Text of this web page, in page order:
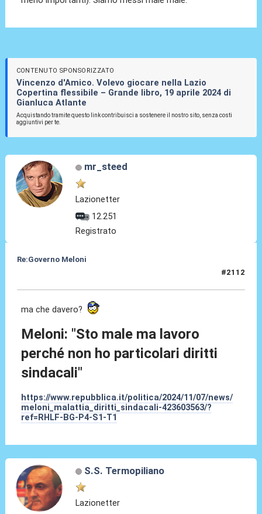
CONTENUTO SPONSORIZZATO
Vincenzo d'Amico. Volevo giocare nella Lazio
Copertina flessibile – Grande libro, 19 aprile 2024 di
Gianluca Atlante
Acquistando tramite questo link contribuisci a sostenere il nostro sito, senza costi
aggiuntivi per te.
mr_steed
Lazionetter
12.251
Registrato
Re:Governo Meloni
#2112
ma che davero?
Meloni: "Sto male ma lavoro
perché non ho particolari diritti
sindacali"
https://www.repubblica.it/politica/2024/11/07/news/
meloni_malattia_diritti_sindacali-423603563/?
ref=RHLF-BG-P4-S1-T1
S.S. Termopiliano
Lazionetter